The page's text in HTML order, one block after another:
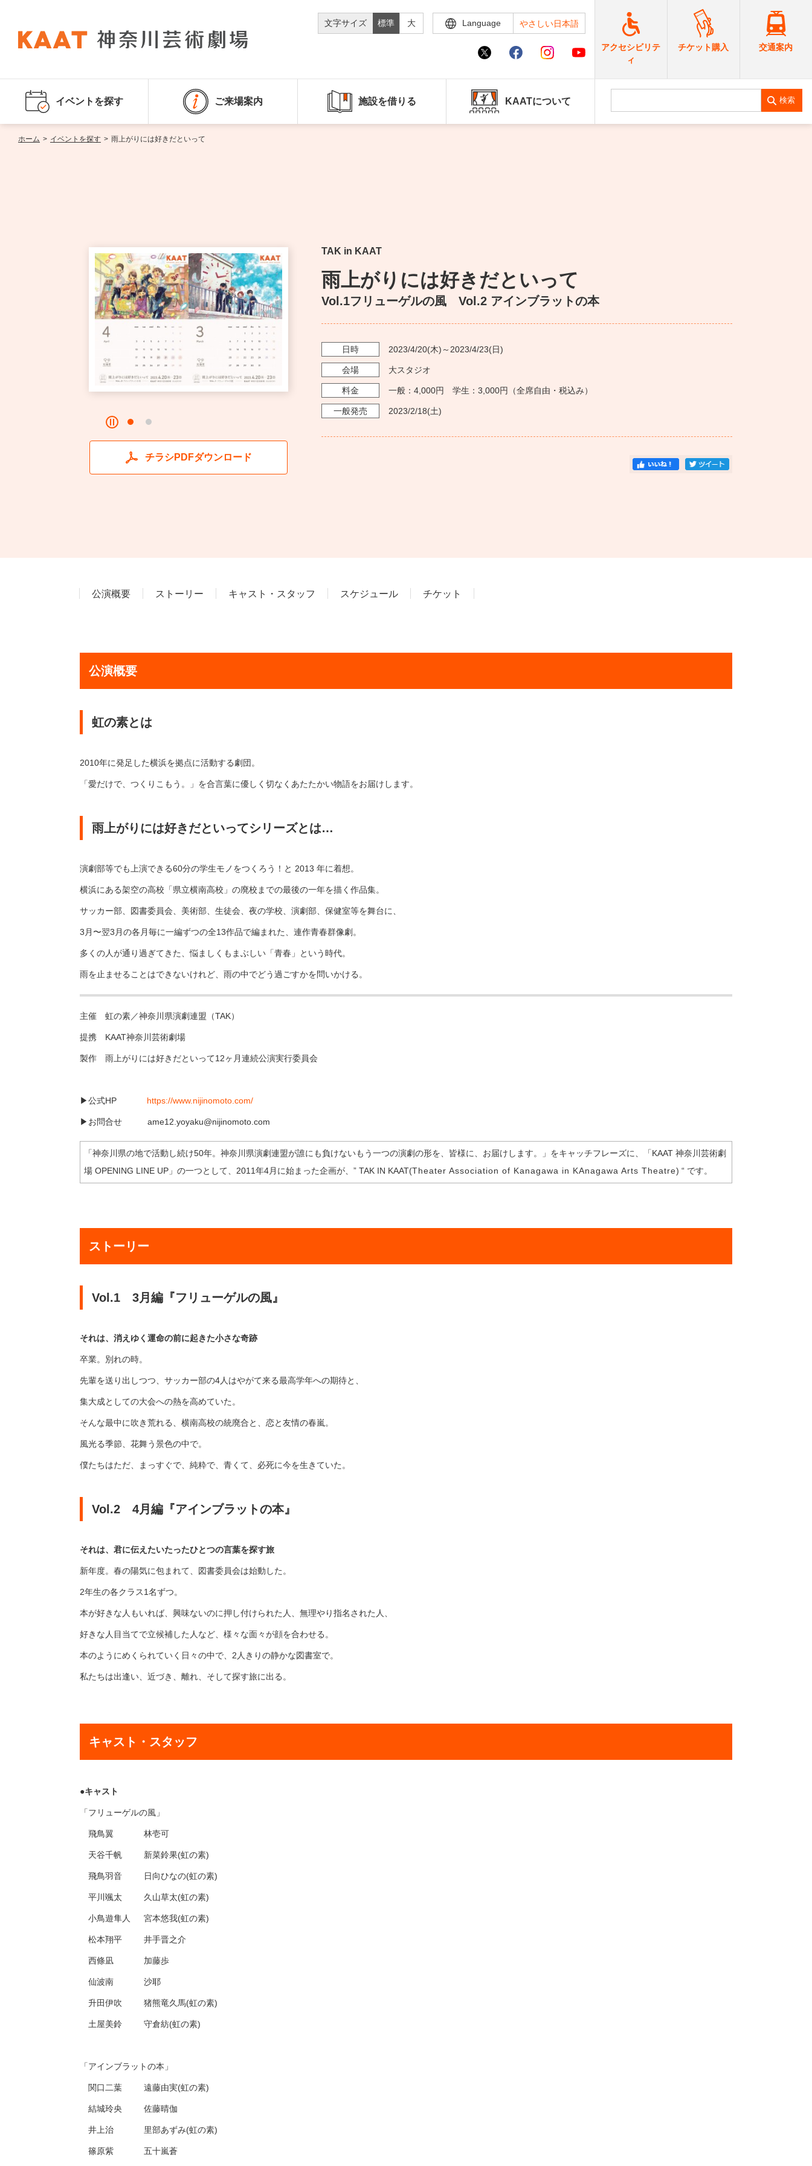
文字サイズ 標準 大 Language やさしい日本語
アクセシビリテ
ィ
チケット購入 交通案内
イベントを探す ご来場案内 施設を借りる KAATについて 検索
ホーム > イベントを探す > 雨上がりには好きだといって
チラシPDFダウンロード
TAK in KAAT
雨上がりには好きだといって
Vol.1フリューゲルの風 Vol.2 アインブラットの本
日時 2023/4/20(木)～2023/4/23(日)
会場 大スタジオ
料金 一般：4,000円 学生：3,000円（全席自由・税込み）
一般発売 2023/2/18(土)
公演概要 ストーリー キャスト・スタッフ スケジュール チケット
公演概要
虹の素とは
2010年に発足した横浜を拠点に活動する劇団。
「愛だけで、つくりこもう。」を合言葉に優しく切なくあたたかい物語をお届けします。
雨上がりには好きだといってシリーズとは…
演劇部等でも上演できる60分の学⽣モノをつくろう！と 2013 年に着想。
横浜にある架空の⾼校「県⽴横南⾼校」の廃校までの最後の⼀年を描く作品集。
サッカー部、図書委員会、美術部、⽣徒会、夜の学校、演劇部、保健室等を舞台に、
3⽉〜翌3⽉の各⽉毎に⼀編ずつの全13作品で編まれた、連作⻘春群像劇。
多くの⼈が通り過ぎてきた、悩ましくもまぶしい「⻘春」という時代。
⾬を⽌ませることはできないけれど、⾬の中でどう過ごすかを問いかける。
主催 虹の素／神奈川県演劇連盟（TAK）
提携 KAAT神奈川芸術劇場
製作 雨上がりには好きだといって12ヶ月連続公演実行委員会
▶公式HP https://www.nijinomoto.com/
▶お問合せ ame12.yoyaku@nijinomoto.com
「神奈川県の地で活動し続け50年。神奈川県演劇連盟が誰にも負けないもう一つの演劇の形を、皆様に、お届けします。」をキャッチフレーズに、「KAAT 神奈川芸術劇
場 OPENING LINE UP」の一つとして、2011年4月に始まった企画が、” TAK IN KAAT(Theater Association of Kanagawa in KAnagawa Arts Theatre) “ です。
ストーリー
Vol.1 3月編『フリューゲルの風』
それは、消えゆく運命の前に起きた小さな奇跡
卒業。別れの時。
先輩を送り出しつつ、サッカー部の4⼈はやがて来る最⾼学年への期待と、
集⼤成としての⼤会への熱を⾼めていた。
そんな最中に吹き荒れる、横南⾼校の統廃合と、恋と友情の春嵐。
⾵光る季節、花舞う景⾊の中で。
僕たちはただ、まっすぐで、純粋で、⻘くて、必死に今を⽣きていた。
Vol.2 4月編『アインブラットの本』
それは、君に伝えたいたったひとつの言葉を探す旅
新年度。春の陽気に包まれて、図書委員会は始動した。
2年⽣の各クラス1名ずつ。
本が好きな⼈もいれば、興味ないのに押し付けられた⼈、無理やり指名された⼈、
好きな⼈⽬当てで⽴候補した⼈など、様々な⾯々が顔を合わせる。
本のようにめくられていく⽇々の中で、2⼈きりの静かな図書室で。
私たちは出逢い、近づき、離れ、そして探す旅に出る。
キャスト・スタッフ
●キャスト
「フリューゲルの風」
​​ 飛鳥翼 林壱可
天谷千帆 新菜鈴果(虹の素)
飛鳥羽音 日向ひなの(虹の素)
平川颯太 久山草太(虹の素)
小鳥遊隼人 宮本悠我(虹の素)
松本翔平 井手晋之介
​ 西條凪 加藤歩
仙波南 沙耶
升田伊吹 猪熊竜久馬(虹の素)
土屋美鈴 守倉紡(虹の素)
「アインブラットの本」
​ 関口二葉 遠藤由実(虹の素)
結城玲央 佐藤晴伽
井上治 里部あずみ(虹の素)
篠原紫 五十嵐蒼